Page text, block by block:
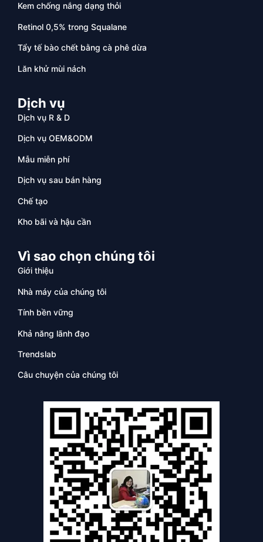
Kem chống nắng dạng thỏi
Retinol 0,5% trong Squalane
Tẩy tế bào chết bằng cà phê dừa
Lăn khử mùi nách
Dịch vụ
Dịch vụ R & D
Dịch vụ OEM&ODM
Mẫu miễn phí
Dịch vụ sau bán hàng
Chế tạo
Kho bãi và hậu cần
Vì sao chọn chúng tôi
Giới thiệu
Nhà máy của chúng tôi
Tính bền vững
Khả năng lãnh đạo
Trendslab
Câu chuyện của chúng tôi